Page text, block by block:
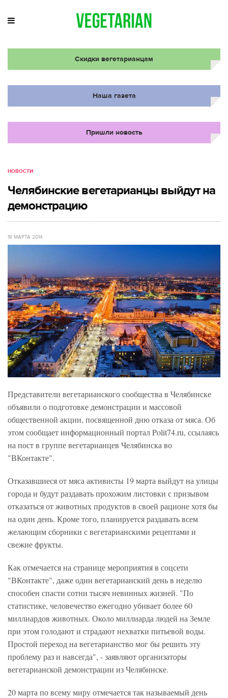
Скидки вегетарианцам
Наша газета
Пришли новость
НОВОСТИ
Челябинские вегетарианцы выйдут на
демонстрацию
18 МАРТА 2014
Представители вегетарианского сообщества в Челябинске
объявили о подготовке демонстрации и массовой
общественной акции, посвященной дню отказа от мяса. Об
этом сообщает информационный портал Polit74.ru, ссылаясь
на пост в группе вегетарианцев Челябинска во
"ВКонтакте".
Отказавшиеся от мяса активисты 19 марта выйдут на улицы
города и будут раздавать прохожим листовки с призывом
отказаться от животных продуктов в своей рационе хотя бы
на один день. Кроме того, планируется раздавать всем
желающим сборники с вегетарианскими рецептами и
свежие фрукты.
Как отмечается на странице мероприятия в соцсети
"ВКонтакте", даже один вегетарианский день в неделю
способен спасти сотни тысяч невинных жизней. "По
статистике, человечество ежегодно убивает более 60
миллиардов животных. Около миллиарда людей на Земле
при этом голодают и страдают нехватки питьевой воды.
Простой переход на вегетарианство мог бы решить эту
проблему раз и навсегда", - заявляют организаторы
вегетарианской демонстрации из Челябинске.
20 марта по всему миру отмечается так называемый день